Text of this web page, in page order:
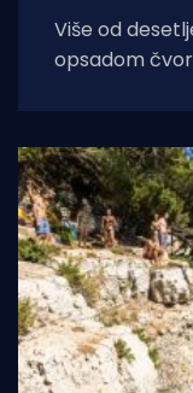
Više od
opsadom